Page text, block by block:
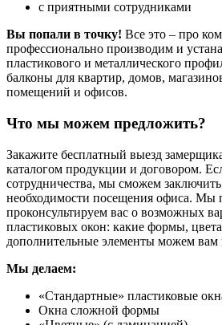
с приятными сотрудниками
Вы попали в точку! Все это – про
профессионально производим и
пластикового и металлического
балконы для квартир, домов,
помещений и офисов.
Что мы можем предложить?
Закажите бесплатный выезд
каталогом продукции и договором.
сотрудничества, мы сможем
необходимости посещения офиса. Мы
проконсультируем вас о возможных
пластиковых окон: какие формы,
дополнительные элементы можем вам
Мы делаем:
«Стандартные» пластиковые
Окна сложной формы